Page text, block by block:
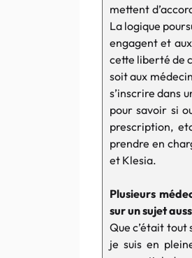
mettent
La logique
engagent et
cette liberté de
soit aux
s’inscrire dans
pour savoir si
prescription,
prendre en
et Klesia.
Plusieurs
sur un sujet
Que c’était tout
je suis en